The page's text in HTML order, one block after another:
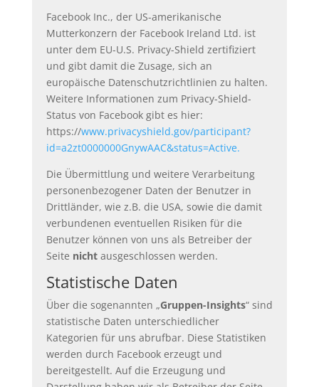
Facebook Inc., der US-amerikanische
Mutterkonzern der Facebook Ireland Ltd. ist
unter dem EU-U.S. Privacy-Shield zertifiziert
und gibt damit die Zusage, sich an
europäische Datenschutzrichtlinien zu halten.
Weitere Informationen zum Privacy-Shield-
Status von Facebook gibt es hier:
https://www.privacyshield.gov/participant?
id=a2zt0000000GnywAAC&status=Active.
Die Übermittlung und weitere Verarbeitung
personenbezogener Daten der Benutzer in
Drittländer, wie z.B. die USA, sowie die damit
verbundenen eventuellen Risiken für die
Benutzer können von uns als Betreiber der
Seite nichtausgeschlossen werden.
Statistische Daten
Über die sogenannten „Gruppen-Insights“ sind
statistische Daten unterschiedlicher
Kategorien für uns abrufbar. Diese Statistiken
werden durch Facebook erzeugt und
bereitgestellt. Auf die Erzeugung und